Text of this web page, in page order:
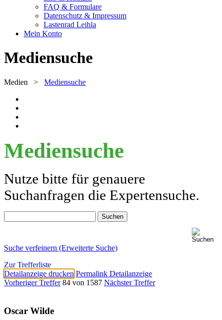
FAQ & Formulare
Datenschutz & Impressum
Lastenrad Leihla
Mein Konto
Mediensuche
Medien > Mediensuche
Mediensuche
Nutze bitte für genauere
Suchanfragen die Expertensuche.
Suche verfeinern (Erweiterte Suche)
Zur Trefferliste
Detailanzeige drucken Permalink Detailanzeige
Vorheriger Treffer 84 von 1587 Nächster Treffer
Oscar Wilde